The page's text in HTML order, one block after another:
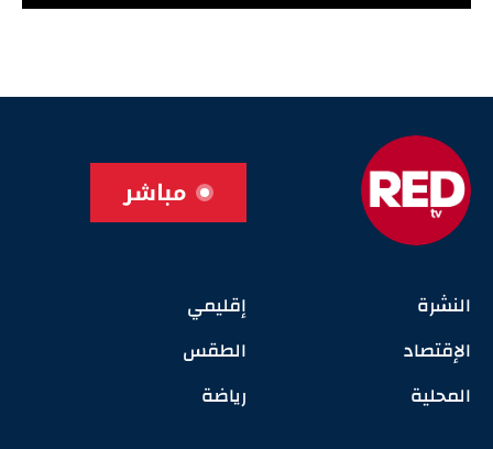
مباشر
النشرة
الإقتصاد
المحلية
إقليمي
الطقس
رياضة